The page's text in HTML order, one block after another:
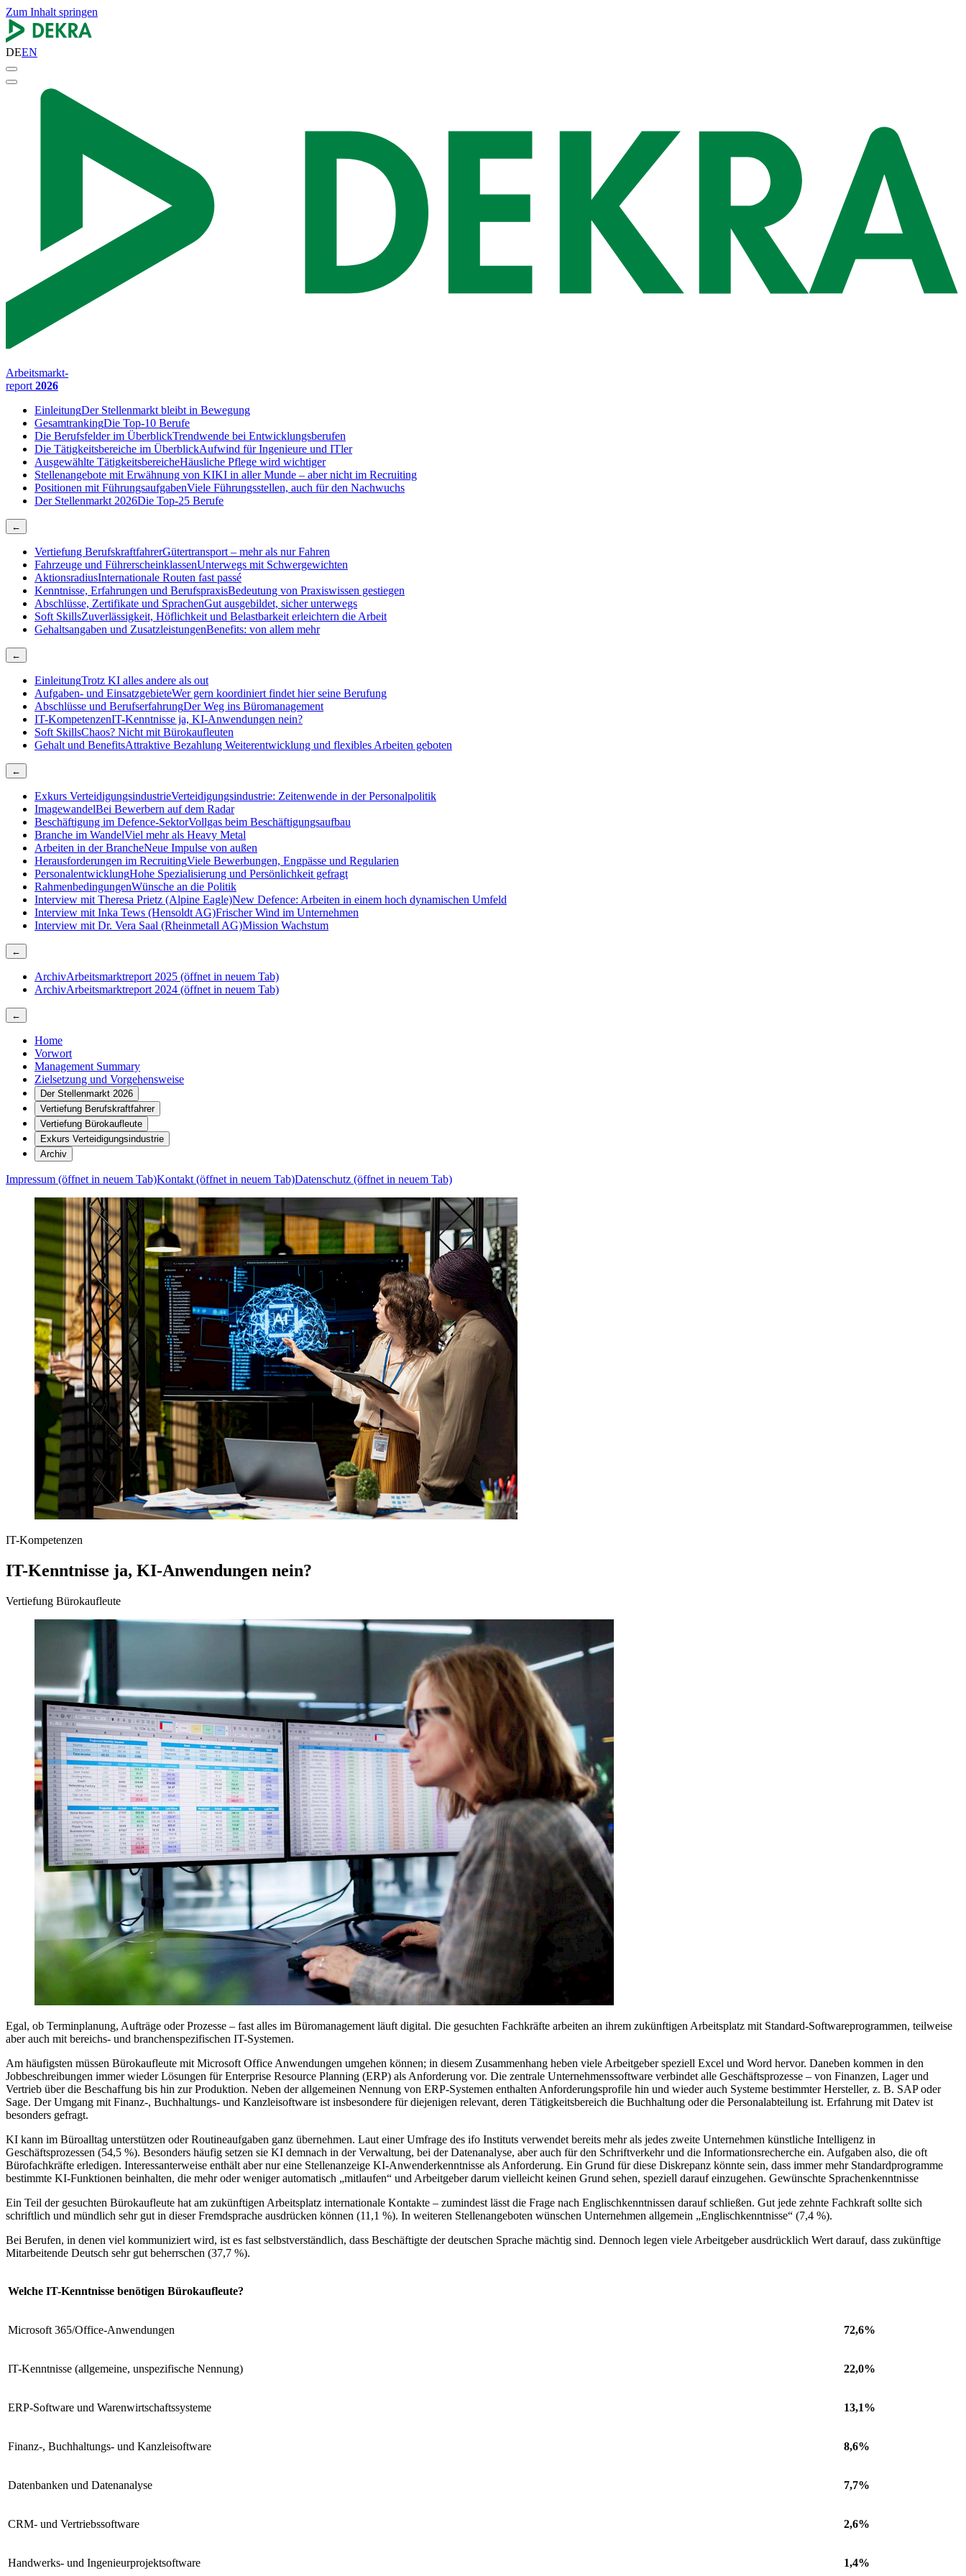
Zum Inhalt springen
DEEN
Arbeitsmarkt-
report 2026
EinleitungDer Stellenmarkt bleibt in Bewegung
GesamtrankingDie Top-10 Berufe
Die Berufsfelder im ÜberblickTrendwende bei Entwicklungsberufen
Die Tätigkeitsbereiche im ÜberblickAufwind für Ingenieure und ITler
Ausgewählte TätigkeitsbereicheHäusliche Pflege wird wichtiger
Stellenangebote mit Erwähnung von KIKI in aller Munde – aber nicht im Recruiting
Positionen mit FührungsaufgabenViele Führungsstellen, auch für den Nachwuchs
Der Stellenmarkt 2026Die Top-25 Berufe
←
Vertiefung BerufskraftfahrerGütertransport – mehr als nur Fahren
Fahrzeuge und FührerscheinklassenUnterwegs mit Schwergewichten
AktionsradiusInternationale Routen fast passé
Kenntnisse, Erfahrungen und BerufspraxisBedeutung von Praxiswissen gestiegen
Abschlüsse, Zertifikate und SprachenGut ausgebildet, sicher unterwegs
Soft SkillsZuverlässigkeit, Höflichkeit und Belastbarkeit erleichtern die Arbeit
Gehaltsangaben und ZusatzleistungenBenefits: von allem mehr
←
EinleitungTrotz KI alles andere als out
Aufgaben- und EinsatzgebieteWer gern koordiniert findet hier seine Berufung
Abschlüsse und BerufserfahrungDer Weg ins Büromanagement
IT-KompetenzenIT-Kenntnisse ja, KI-Anwendungen nein?
Soft SkillsChaos? Nicht mit Bürokaufleuten
Gehalt und BenefitsAttraktive Bezahlung Weiterentwicklung und flexibles Arbeiten geboten
←
Exkurs VerteidigungsindustrieVerteidigungsindustrie: Zeitenwende in der Personalpolitik
ImagewandelBei Bewerbern auf dem Radar
Beschäftigung im Defence-SektorVollgas beim Beschäftigungsaufbau
Branche im WandelViel mehr als Heavy Metal
Arbeiten in der BrancheNeue Impulse von außen
Herausforderungen im RecruitingViele Bewerbungen, Engpässe und Regularien
PersonalentwicklungHohe Spezialisierung und Persönlichkeit gefragt
RahmenbedingungenWünsche an die Politik
Interview mit Theresa Prietz (Alpine Eagle)New Defence: Arbeiten in einem hoch dynamischen Umfeld
Interview mit Inka Tews (Hensoldt AG)Frischer Wind im Unternehmen
Interview mit Dr. Vera Saal (Rheinmetall AG)Mission Wachstum
←
ArchivArbeitsmarktreport 2025 (öffnet in neuem Tab)
ArchivArbeitsmarktreport 2024 (öffnet in neuem Tab)
←
Home
Vorwort
Management Summary
Zielsetzung und Vorgehensweise
Der Stellenmarkt 2026
Vertiefung Berufskraftfahrer
Vertiefung Bürokaufleute
Exkurs Verteidigungsindustrie
Archiv
Impressum (öffnet in neuem Tab)Kontakt (öffnet in neuem Tab)Datenschutz (öffnet in neuem Tab)
IT-Kompetenzen
IT-Kenntnisse ja, KI-Anwendungen nein?
Vertiefung Bürokaufleute
Egal, ob Terminplanung, Aufträge oder Prozesse – fast alles im Büromanagement läuft digital. Die gesuchten Fachkräfte arbeiten an ihrem zukünftigen Arbeitsplatz mit Standard-Softwareprogrammen, teilweise
aber auch mit bereichs- und branchenspezifischen IT-Systemen.
Am häufigsten müssen Bürokaufleute mit Microsoft Office Anwendungen umgehen können; in diesem Zusammenhang heben viele Arbeitgeber speziell Excel und Word hervor. Daneben kommen in den
Jobbeschreibungen immer wieder Lösungen für Enterprise Resource Planning (ERP) als Anforderung vor. Die zentrale Unternehmenssoftware verbindet alle Geschäftsprozesse – von Finanzen, Lager und
Vertrieb über die Beschaffung bis hin zur Produktion. Neben der allgemeinen Nennung von ERP-Systemen enthalten Anforderungsprofile hin und wieder auch Systeme bestimmter Hersteller, z. B. SAP oder
Sage. Der Umgang mit Finanz-, Buchhaltungs- und Kanzleisoftware ist insbesondere für diejenigen relevant, deren Tätigkeitsbereich die Buchhaltung oder die Personalabteilung ist. Erfahrung mit Datev ist
besonders gefragt.
KI kann im Büroalltag unterstützen oder Routineaufgaben ganz übernehmen. Laut einer Umfrage des ifo Instituts verwendet bereits mehr als jedes zweite Unternehmen künstliche Intelligenz in
Geschäftsprozessen (54,5 %). Besonders häufig setzen sie KI demnach in der Verwaltung, bei der Datenanalyse, aber auch für den Schriftverkehr und die Informationsrecherche ein. Aufgaben also, die oft
Bürofachkräfte erledigen. Interessanterweise enthält aber nur eine Stellenanzeige KI-Anwenderkenntnisse als Anforderung. Ein Grund für diese Diskrepanz könnte sein, dass immer mehr Standardprogramme
bestimmte KI-Funktionen beinhalten, die mehr oder weniger automatisch „mitlaufen“ und Arbeitgeber darum vielleicht keinen Grund sehen, speziell darauf einzugehen. Gewünschte Sprachenkenntnisse
Ein Teil der gesuchten Bürokaufleute hat am zukünftigen Arbeitsplatz internationale Kontakte – zumindest lässt die Frage nach Englischkenntnissen darauf schließen. Gut jede zehnte Fachkraft sollte sich
schriftlich und mündlich sehr gut in dieser Fremdsprache ausdrücken können (11,1 %). In weiteren Stellenangeboten wünschen Unternehmen allgemein „Englischkenntnisse“ (7,4 %).
Bei Berufen, in denen viel kommuniziert wird, ist es fast selbstverständlich, dass Beschäftigte der deutschen Sprache mächtig sind. Dennoch legen viele Arbeitgeber ausdrücklich Wert darauf, dass zukünftige
Mitarbeitende Deutsch sehr gut beherrschen (37,7 %).
Welche IT-Kenntnisse benötigen Bürokaufleute?
Microsoft 365/Office-Anwendungen 72,6%
IT-Kenntnisse (allgemeine, unspezifische Nennung) 22,0%
ERP-Software und Warenwirtschaftssysteme 13,1%
Finanz-, Buchhaltungs- und Kanzleisoftware 8,6%
Datenbanken und Datenanalyse 7,7%
CRM- und Vertriebssoftware 2,6%
Handwerks- und Ingenieurprojektsoftware 1,4%